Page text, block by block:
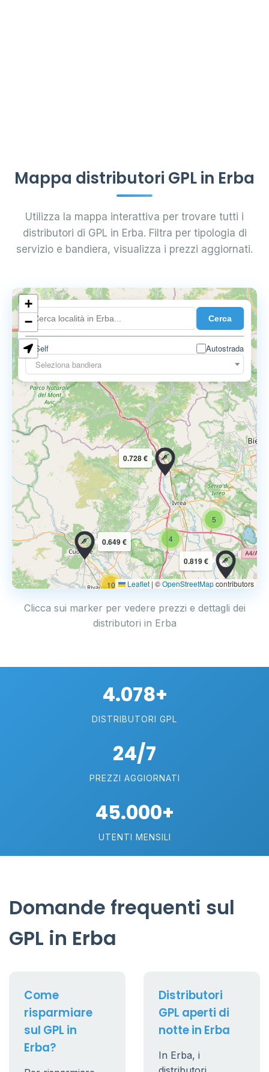
Mappa distributori GPL in Erba
Utilizza la mappa interattiva per trovare tutti i
distributori di GPL in Erba. Filtra per tipologia di
servizio e bandiera, visualizza i prezzi aggiornati.
Cerca
Self
Autostrada
Seleziona bandiera
10
4
5
0.819 €
0.649 €
0.728 €
+
−
Leaflet | ©OpenStreetMapcontributors
Clicca sui marker per vedere prezzi e dettagli dei
distributori in Erba
4.078+
DISTRIBUTORI GPL
24/7
PREZZI AGGIORNATI
45.000+
UTENTI MENSILI
Domande frequenti sul
GPL in Erba
Come
risparmiare
sul GPL in
Erba?
Distributori
GPL aperti di
notte in Erba
In Erba, i